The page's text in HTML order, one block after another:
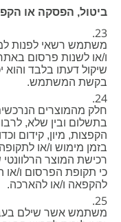
ביטול, הפסקה או
משתמש רשאי לפנות
ו/או לשנות פרסום
שיקול דעתו בלבד
בקשת המשתמש.
חלק מהמוצרים
בתשלום ובין שלא,
הקפצות, מיון, קידום
בזמן מימוש ו/או
רכישת המוצר
כי תקופת הפרסום ו/או
להקפאה ו/או להארכה.
משתמש אשר שילם